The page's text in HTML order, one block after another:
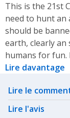
This is the 21st
need to hunt
should be
earth, clearly
humans for fun.
Lire davantage
Related
Lire le
Lire l'avis